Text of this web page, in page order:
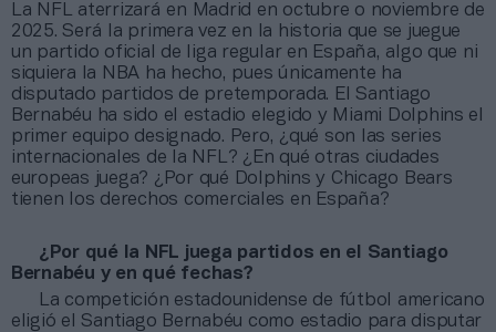
La NFL aterrizará en Madrid en octubre o noviembre de
2025. Será la primera vez en la historia que se juegue
un partido oficial de liga regular en España, algo que ni
siquiera la NBA ha hecho, pues únicamente ha
disputado partidos de pretemporada. El Santiago
Bernabéu ha sido el estadio elegido y Miami Dolphins el
primer equipo designado. Pero, ¿qué son las series
internacionales de la NFL? ¿En qué otras ciudades
europeas juega? ¿Por qué Dolphins y Chicago Bears
tienen los derechos comerciales en España?
¿Por qué la NFL juega partidos en el Santiago
Bernabéu y en qué fechas?
La competición estadounidense de fútbol americano
eligió el Santiago Bernabéu como estadio para disputar